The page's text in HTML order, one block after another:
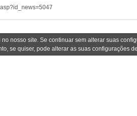
nosso site. Se continuar sem alterar suas
se quiser, pode alterar as suas configurações